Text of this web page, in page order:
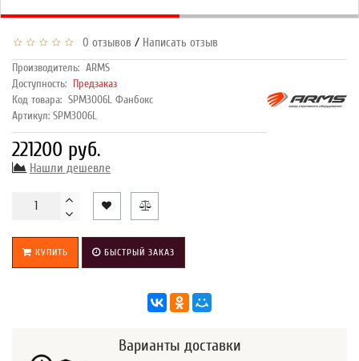
0 отзывов / Написать отзыв
Производитель: ARMS
Доступность: Предзаказ
Код товара: SPM3006L Фанбокс
Артикул: SPM3006L
221200 руб.
Нашли дешевле
КУПИТЬ БЫСТРЫЙ ЗАКАЗ
Варианты доставки